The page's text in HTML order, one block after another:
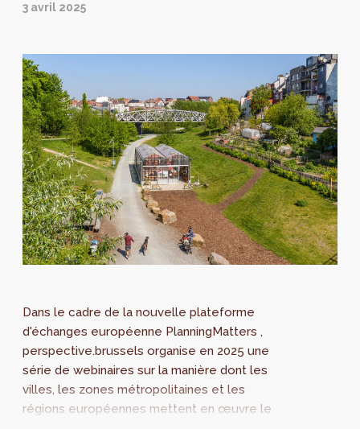
3 avril 2025
Dans le cadre de la nouvelle plateforme
d'échanges européenne PlanningMatters ,
perspective.brussels organise en 2025 une
série de webinaires sur la manière dont les
villes, les zones métropolitaines et les
régions européennes mettent en œuvre le